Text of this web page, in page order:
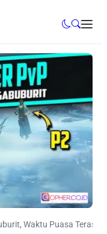
Waktu Puasa Terasa